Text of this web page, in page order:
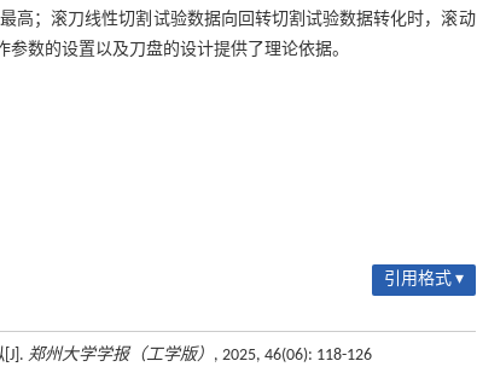
高；滚刀线性切割试验数据向回转切割试验数据转化时，滚动
数的设置以及刀盘的设计提供了理论依据。
引用格式 ▾
郑州大学学报（工学版） , 2025, 46(06): 118-126